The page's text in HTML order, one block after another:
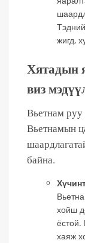
жигд,
Хятадын
виз
Вьетнам
Вьетнамын
байна.
хойш
хаяж